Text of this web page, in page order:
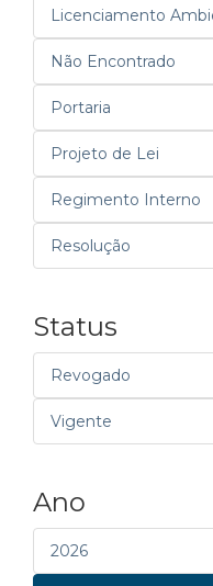
Licenciamento
Não Encontrado
Portaria
Projeto de Lei
Regimento Interno
Resolução
Status
Revogado
Vigente
Ano
2026